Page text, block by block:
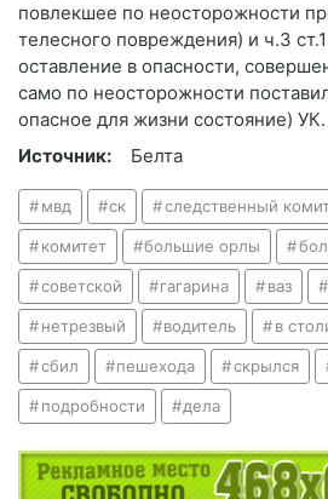
повлекшее по неосторожности
телесного повреждения) и ч.3
оставление в опасности,
само по неосторожности
опасное для жизни состояние) УК.
Источник:
Белта
мвд ск следственный
комитет большие орлы
советской гагарина ваз
нетрезвый водитель в
сбил пешехода скрылся
подробности дела